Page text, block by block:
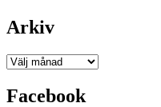
Arkiv
Arkiv
Facebook